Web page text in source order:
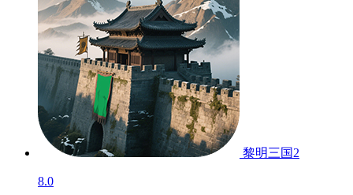
黎明三国2
8.0